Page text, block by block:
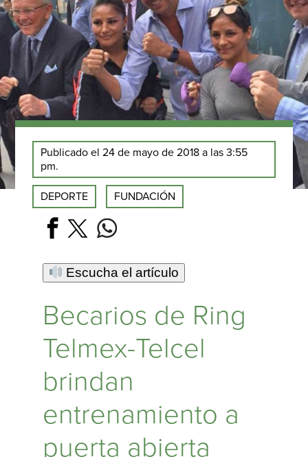
Publicado el 24 de mayo de 2018 a las 3:55
pm.
DEPORTE FUNDACIÓN
Escucha el artículo
Becarios de Ring
Telmex-Telcel
brindan
entrenamiento a
puerta abierta